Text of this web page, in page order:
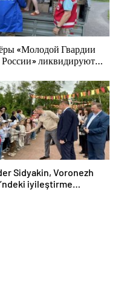
«Молодой Гвардии
ликвидируют
Востоке
Sidyakin, Voronezh
iyileştirme